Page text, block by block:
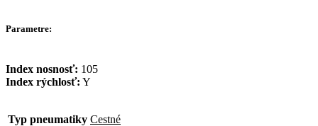
Parametre:
Index nosnosť: 105
Index rýchlosť: Y
Typ pneumatiky Cestné